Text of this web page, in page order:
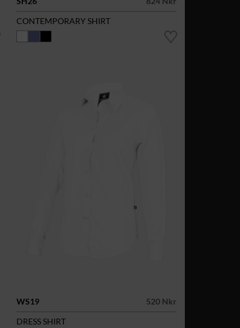
CONTEMPORARY SHIRT
WS19
520 Nkr
DRESS SHIRT